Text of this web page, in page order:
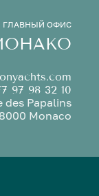
ГЛАВНЫЙ ОФИС
97 98 32 10
des Papalins
Monaco